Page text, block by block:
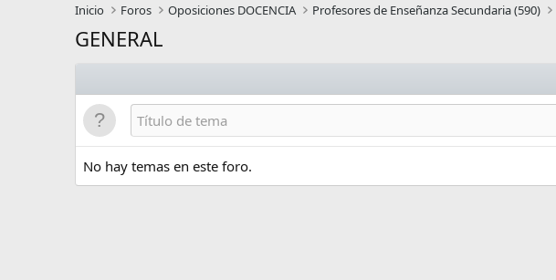
Inicio
Foros Oposiciones DOCENCIA Profesores de Enseñanza Secundaria (590)
GENERAL
No hay temas en este foro.